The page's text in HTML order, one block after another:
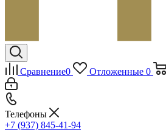
Сравнение0 Отложенные 0
Телефоны
+7 (937) 845-41-94